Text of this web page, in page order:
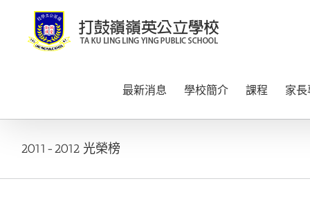
content
最新消息 學校簡介 課程 家
2011-2012 光榮榜